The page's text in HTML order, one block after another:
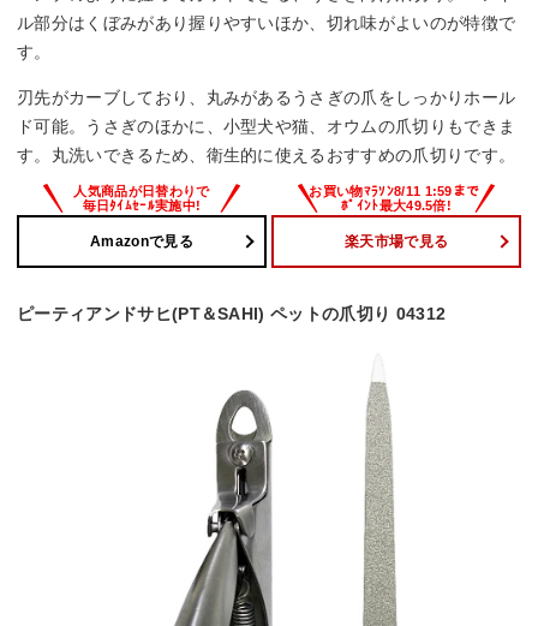
ル部分はくぼみがあり握りやすいほか、切れ味がよいのが特徴で
す。
刃先がカーブしており、丸みがあるうさぎの爪をしっかりホール
ド可能。うさぎのほかに、小型犬や猫、オウムの爪切りもできま
す。丸洗いできるため、衛生的に使えるおすすめの爪切りです。
Amazonで見る 楽天市場で見る
ピーティアンドサヒ(PT＆SAHI) ペットの爪切り 04312